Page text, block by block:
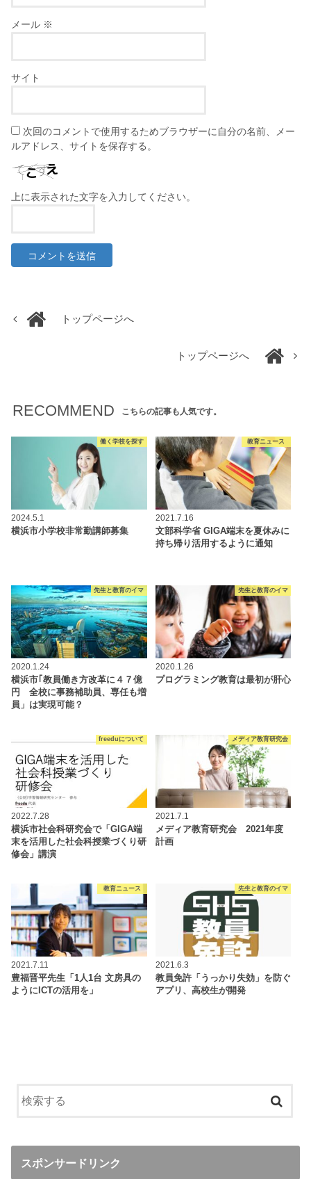
メール ※
サイト
次回のコメントで使用するためブラウザーに自分の名前、メー
ルアドレス、サイトを保存する。
上に表示された文字を入力してください。
トップページへ
トップページへ
RECOMMEND こちらの記事も人気です。
働く学校を探す
2024.5.1
横浜市小学校非常勤講師募集
教育ニュース
2021.7.16
文部科学省 GIGA端末を夏休みに
持ち帰り活用するように通知
先生と教育のイマ
2020.1.24
横浜市｢教員働き方改革に４７億
円 全校に事務補助員、専任も増
員」は実現可能？
先生と教育のイマ
2020.1.26
プログラミング教育は最初が肝心
freeduについて
2022.7.28
横浜市社会科研究会で「GIGA端
末を活用した社会科授業づくり研
修会」講演
メディア教育研究会
2021.7.1
メディア教育研究会 2021年度
計画
教育ニュース
2021.7.11
豊福晋平先生「1人1台 文房具の
ようにICTの活用を」
先生と教育のイマ
2021.6.3
教員免許「うっかり失効」を防ぐ
アプリ、高校生が開発
スポンサードリンク